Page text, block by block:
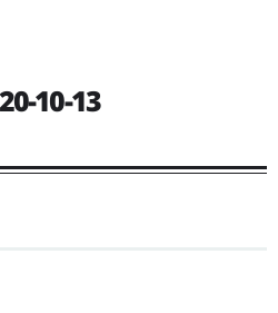
10-13